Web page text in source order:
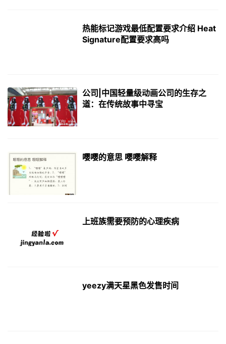
热能标记游戏最低配置要求介绍 Heat
Signature配置要求高吗
公司|中国轻量级动画公司的生存之
道：在传统故事中寻宝
嘤嘤的意思 嘤嘤解释
上班族需要预防的心理疾病
yeezy满天星黑色发售时间